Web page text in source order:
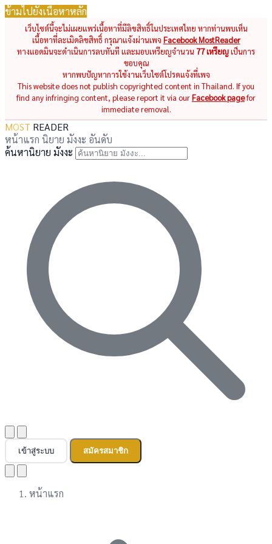
ข้ามไปยังเนื้อหาหลัก
เว็บไซต์นี้จะไม่เผยแพร่เนื้อหาที่มีลิขสิทธิ์ในประเทศไทย หากท่านพบเห็น
เนื้อหาที่ละเมิดลิขสิทธิ์ กรุณาแจ้งผ่านเพจ Facebook MostReader
ทางแอดมินจะดำเนินการลบทันที และมอบเหรียญจำนวน 77 เหรียญเป็นการ
ขอบคุณ
หากพบปัญหาการใช้งานเว็บไซต์โปรดแจ้งที่เพจ
This website does not publish copyrighted content in Thailand. If you
find any infringing content, please report it via ourFacebook pagefor
immediate removal.
MOST READER
หน้าแรก นิยาย มังงะ อันดับ
ค้นหานิยาย มังงะ
เข้าสู่ระบบ สมัครสมาชิก
หน้าแรก